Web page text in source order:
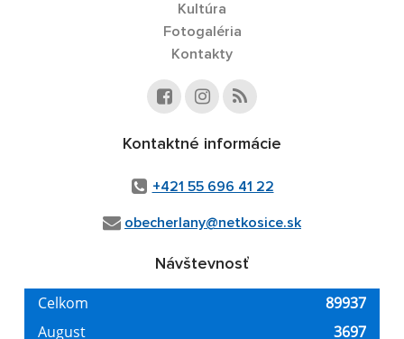
Kultúra
Fotogaléria
Kontakty
Kontaktné informácie
+421 55 696 41 22
obecherlany@netkosice.sk
Návštevnosť